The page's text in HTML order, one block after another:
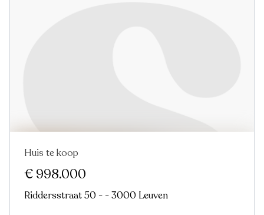
Huis te koop
€ 998.000
Riddersstraat 50 - - 3000 Leuven